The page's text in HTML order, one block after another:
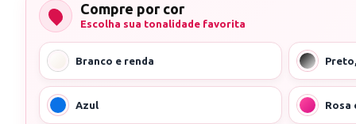
Compre por cor
Escolha sua tonalidade favorita
Branco e renda
Azul Rosa